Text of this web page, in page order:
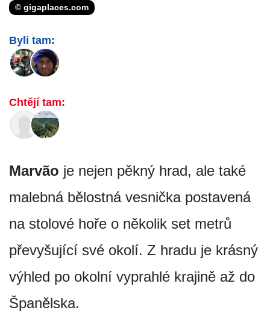
© gigaplaces.com
Byli tam:
Chtějí tam:
Marvão je nejen pěkný hrad, ale také
malebná bělostná vesnička postavená
na stolové hoře o několik set metrů
převyšující své okolí. Z hradu je krásný
výhled po okolní vyprahlé krajině až do
Španělska.